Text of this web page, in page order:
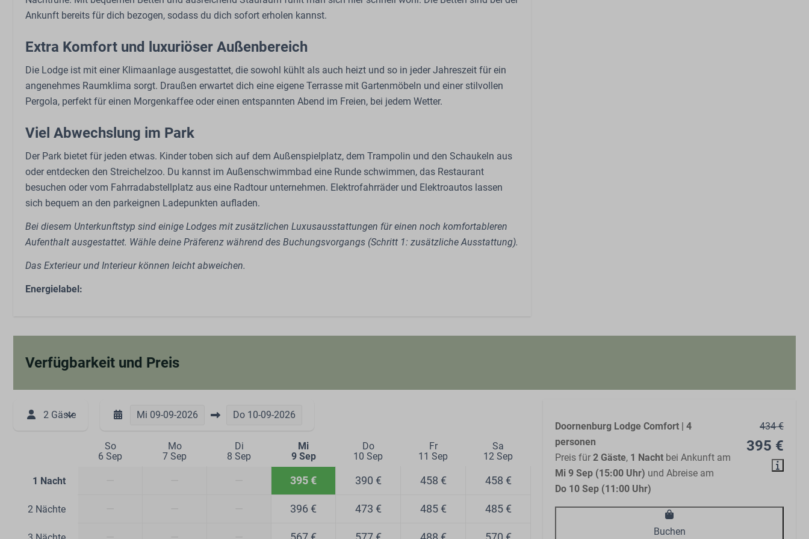
Restaurant
Ankunft bereits für dich bezogen, sodass du dich sofort erholen kannst.
Extra Komfort und luxuriöser Außenbereich
Die Lodge ist mit einer Klimaanlage ausgestattet, die sowohl kühlt als auch heizt und so in jeder Jahreszeit für ein
angenehmes Raumklima sorgt. Draußen erwartet dich eine eigene Terrasse mit Gartenmöbeln und einer stilvollen
Pergola, perfekt für einen Morgenkaffee oder einen entspannten Abend im Freien, bei jedem Wetter.
Viel Abwechslung im Park
Der Park bietet für jeden etwas. Kinder toben sich auf dem Außenspielplatz, dem Trampolin und den Schaukeln aus
oder entdecken den Streichelzoo. Du kannst im Außenschwimmbad eine Runde schwimmen, das Restaurant
besuchen oder vom Fahrradabstellplatz aus eine Radtour unternehmen. Elektrofahrräder und Elektroautos lassen
sich bequem an den parkeignen Ladepunkten aufladen.
Bei diesem Unterkunftstyp sind einige Lodges mit zusätzlichen Luxusausstattungen für einen noch komfortableren
Aufenthalt ausgestattet. Wähle deine Präferenz während des Buchungsvorgangs (Schritt 1: zusätzliche Ausstattung).
Das Exterieur und Interieur können leicht abweichen.
Energielabel:
Verfügbarkeit und Preis
2 Gäste Mi 09-09-2026 Do 10-09-2026
So
6 Sep
Mo
7 Sep
Di
8 Sep
Mi
9 Sep
Do
10 Sep
Fr
11 Sep
Sa
12 Sep
1 Nacht 395 € 390 € 458 € 458 €
2 Nächte 396 € 473 € 485 € 485 €
434 €
395 €
Doornenburg Lodge Comfort | 4
personen
Preis für 2 Gäste, 1 Nacht bei Ankunft am
Mi 9 Sep (15:00 Uhr) und Abreise am
Do 10 Sep (11:00 Uhr)
Buchen